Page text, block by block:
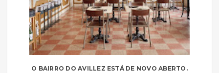
O BAIRRO DO AVILLEZ ESTÁ DE NOVO ABERTO.